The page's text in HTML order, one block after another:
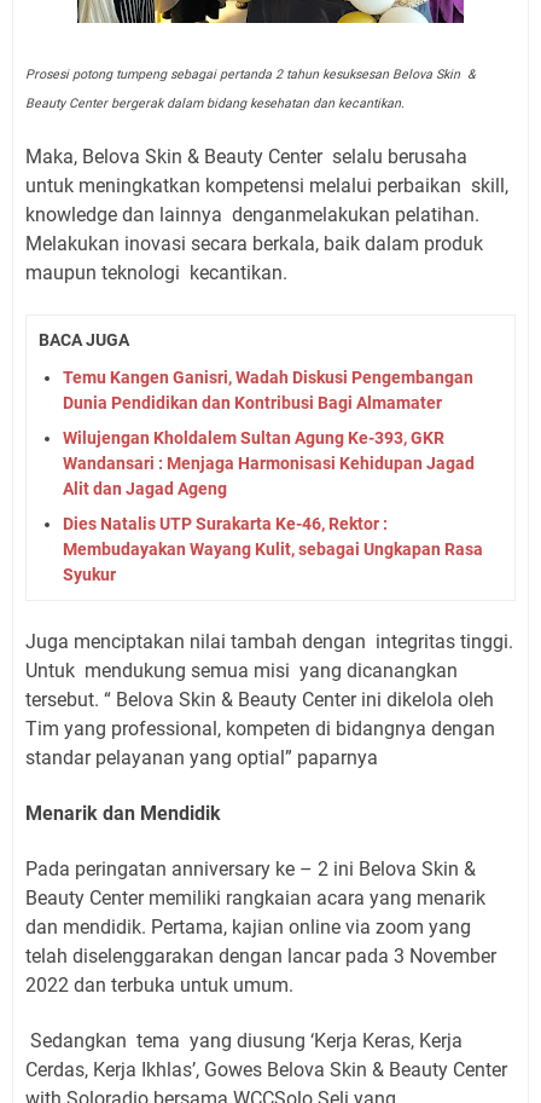
Prosesi potong tumpeng sebagai pertanda 2 tahun kesuksesan Belova Skin &
Beauty Center bergerak dalam bidang kesehatan dan kecantikan.
Maka, Belova Skin & Beauty Center selalu berusaha
untuk meningkatkan kompetensi melalui perbaikan skill,
knowledge dan lainnya denganmelakukan pelatihan.
Melakukan inovasi secara berkala, baik dalam produk
maupun teknologi kecantikan.
BACA JUGA
Temu Kangen Ganisri, Wadah Diskusi Pengembangan
Dunia Pendidikan dan Kontribusi Bagi Almamater
Wilujengan Kholdalem Sultan Agung Ke-393, GKR
Wandansari : Menjaga Harmonisasi Kehidupan Jagad
Alit dan Jagad Ageng
Dies Natalis UTP Surakarta Ke-46, Rektor :
Membudayakan Wayang Kulit, sebagai Ungkapan Rasa
Syukur
Juga menciptakan nilai tambah dengan integritas tinggi.
Untuk mendukung semua misi yang dicanangkan
tersebut. “ Belova Skin & Beauty Center ini dikelola oleh
Tim yang professional, kompeten di bidangnya dengan
standar pelayanan yang optial” paparnya
Menarik dan Mendidik
Pada peringatan anniversary ke – 2 ini Belova Skin &
Beauty Center memiliki rangkaian acara yang menarik
dan mendidik. Pertama, kajian online via zoom yang
telah diselenggarakan dengan lancar pada 3 November
2022 dan terbuka untuk umum.
Sedangkan tema yang diusung ‘Kerja Keras, Kerja
Cerdas, Kerja Ikhlas’, Gowes Belova Skin & Beauty Center